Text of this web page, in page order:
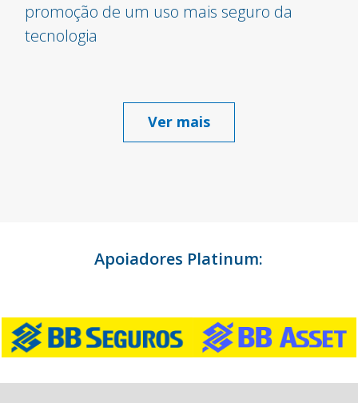
promoção de um uso mais seguro da
tecnologia
Ver mais
Apoiadores Platinum: